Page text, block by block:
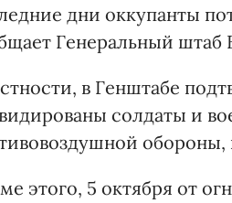
дни оккупанты
Генеральный
в Генштабе
солдаты и
обороны,
этого, 5 октября от